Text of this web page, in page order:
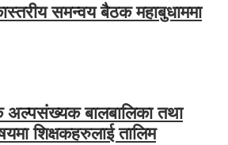
समन्वय बैठक महाबुधाममा
अल्पसंख्यक बालबालिका तथा
शिक्षकहरुलाई तालिम